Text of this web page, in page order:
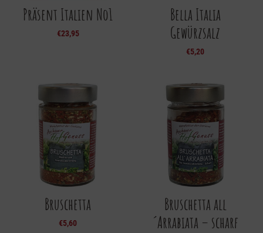
Präsent Italien No1
€23,95
Bella Italia
Gewürzsalz
€5,20
Bruschetta
€5,60
Bruschetta all
´Arrabiata – scharf